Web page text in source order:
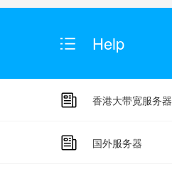
Help
香港大带宽服务器
国外服务器